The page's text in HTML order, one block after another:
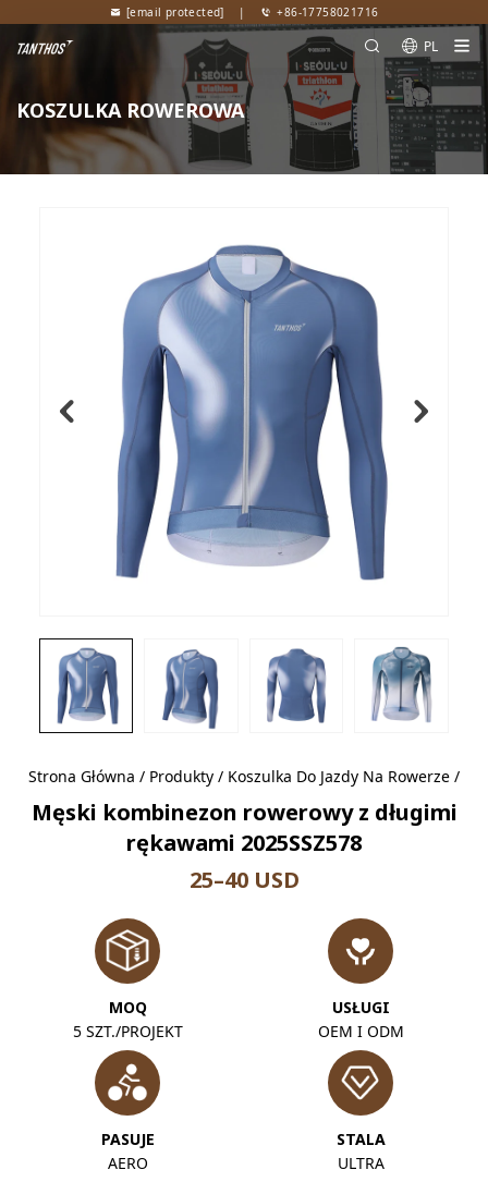
[email protected] | +86-17758021716
PL
KOSZULKA ROWEROWA
Strona Główna / Produkty / Koszulka Do Jazdy Na Rowerze /
Męski kombinezon rowerowy z długimi
rękawami 2025SSZ578
25–40 USD
MOQ
5 SZT./PROJEKT
USŁUGI
OEM I ODM
PASUJE
AERO
STALA
ULTRA